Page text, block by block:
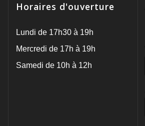
Horaires d'ouverture
Lundi de 17h30 à 19h
Mercredi de 17h à 19h
Samedi de 10h à 12h